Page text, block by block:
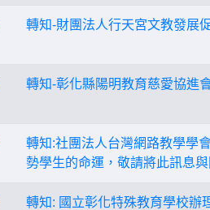
轉知-財團法人行天宮文教發展
轉知-彰化縣陽明教育慈愛協進
轉知:社團法人台灣網路教學學
勢學生的命運，敬請將此訊息
轉知: 國立彰化特殊教育學校辦